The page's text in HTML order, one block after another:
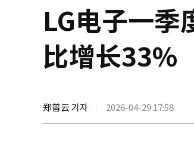
LG电子一季
比增长33%
郑普云 기자 2026-04-29 17:58